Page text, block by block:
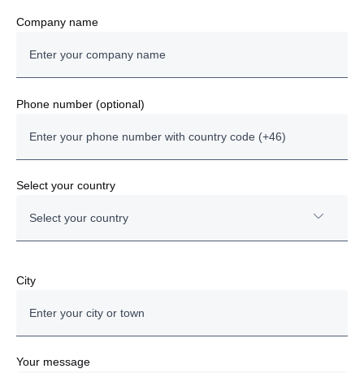
Company name
Phone number (optional)
Select your country
Select your country
Denmark
City
Your message